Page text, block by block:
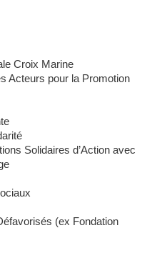
Croix Marine
Acteurs pour la Promotion
Solidaires d’Action avec
(ex Fondation